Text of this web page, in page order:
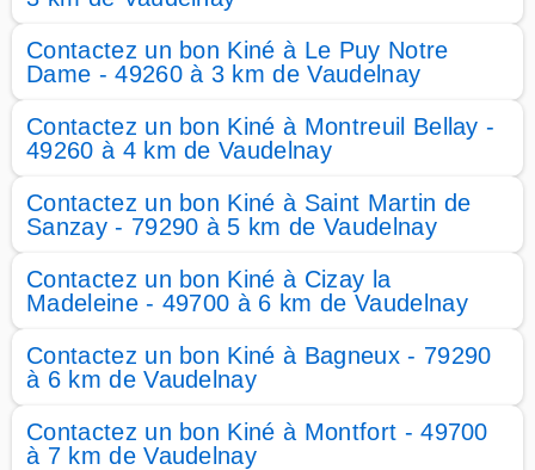
Contactez un bon Kiné à Le Puy Notre
Dame - 49260 à 3 km de Vaudelnay
Contactez un bon Kiné à Montreuil Bellay -
49260 à 4 km de Vaudelnay
Contactez un bon Kiné à Saint Martin de
Sanzay - 79290 à 5 km de Vaudelnay
Contactez un bon Kiné à Cizay la
Madeleine - 49700 à 6 km de Vaudelnay
Contactez un bon Kiné à Bagneux - 79290
à 6 km de Vaudelnay
Contactez un bon Kiné à Montfort - 49700
à 7 km de Vaudelnay